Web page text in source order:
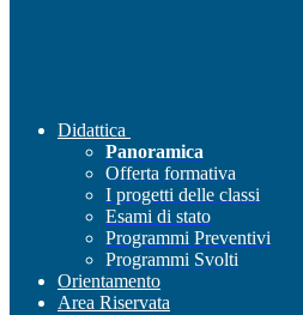
Didattica
Panoramica
Offerta formativa
I progetti delle classi
Esami di stato
Programmi Preventivi
Programmi Svolti
Orientamento
Area Riservata